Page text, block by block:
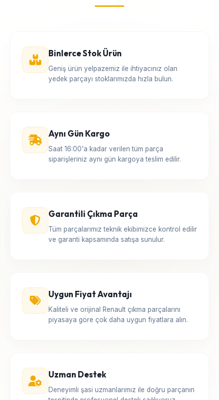
Binlerce Stok Ürün
Geniş ürün yelpazemiz ile ihtiyacınız olan
yedek parçayı stoklarımızda hızla bulun.
Aynı Gün Kargo
Saat 16:00'a kadar verilen tüm parça
siparişleriniz aynı gün kargoya teslim edilir.
Garantili Çıkma Parça
Tüm parçalarımız teknik ekibimizce kontrol edilir
ve garanti kapsamında satışa sunulur.
Uygun Fiyat Avantajı
Kaliteli ve orijinal Renault çıkma parçalarını
piyasaya göre çok daha uygun fiyatlara alın.
Uzman Destek
Deneyimli şasi uzmanlarımız ile doğru parçanın